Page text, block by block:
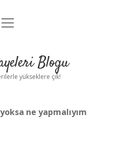
Uyarı
menüyü
Blogu
yükseklere çık!
ne yapmalıyım